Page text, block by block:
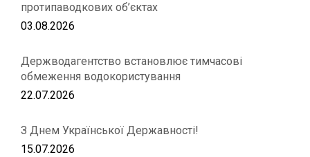
протипаводкових об’єктах
03.08.2026
Держводагентство встановлює тимчасові
обмеження водокористування
22.07.2026
З Днем Української Державності!
15.07.2026